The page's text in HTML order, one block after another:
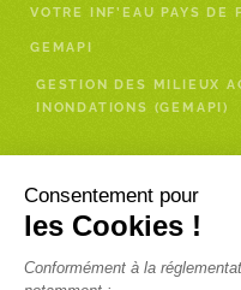
Consentement pour
les Cookies !
Conformément à la
VOTRE INF’EAU PAYS DE
GEMAPI
GESTION DES MILIEUX
INONDATIONS (GEMAPI)
Enfance-